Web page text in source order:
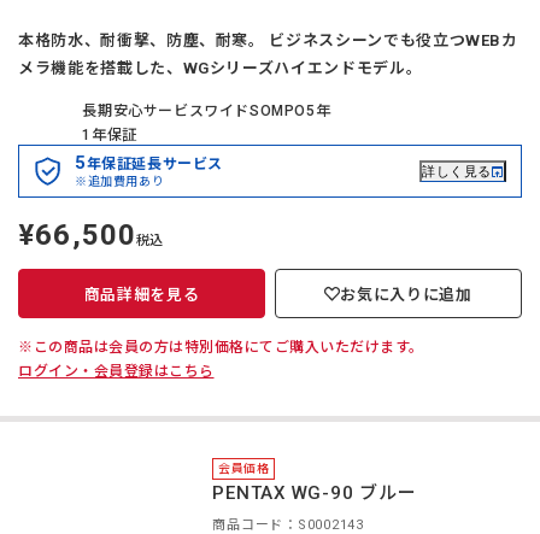
会員価格
PENTAX WG-8 ブラック
本格防水、耐衝撃、防塵、耐寒。 ビジネスシーンでも役立つWEBカ
長期安心サービスワイドSOMPO5年
1年保証
5年保証延長サービス
※追加費用あり
定
¥66,500税込
※この商品は会員の方は特別価格にてご購入いただけます。